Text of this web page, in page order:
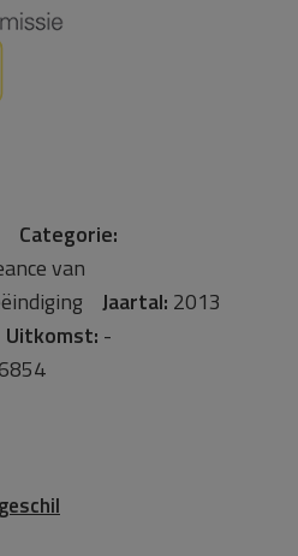
Categorie:
van
Jaartal: 2013
Uitkomst: -